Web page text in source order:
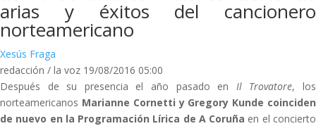
arias y éxitos del cancionero
norteamericano
Xesús Fraga
redacción / la voz 19/08/2016 05:00
Después de su presencia el año pasado en Il Trovatore, los
norteamericanos Marianne Cornetti y Gregory Kunde coinciden
de nuevo en la Programación Lírica de A Coruña en el concierto